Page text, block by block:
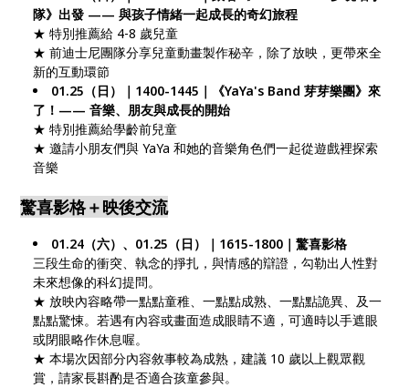
隊》出發 —— 與孩子情緒一起成長的奇幻旅程
★ 特別推薦給 4-8 歲兒童
★ 前迪士尼團隊分享兒童動畫製作秘辛，除了放映，更帶來全
新的互動環節
01.25（日）｜1400-1445｜《YaYa's Band 芽芽樂團》來
了！—— 音樂、朋友與成長的開始
★ 特別推薦給學齡前兒童
★ 邀請小朋友們與 YaYa 和她的音樂角色們一起從遊戲裡探索
音樂
驚喜影格＋映後交流
01.24（六）、01.25（日）｜1615-1800｜驚喜影格
三段生命的衝突、執念的掙扎，與情感的辯證，勾勒出人性對
未來想像的科幻提問。
★ 放映內容略帶一點點童稚、一點點成熟、一點點詭異、及一
點點驚悚。若遇有內容或畫面造成眼睛不適，可適時以手遮眼
或閉眼略作休息喔。
★ 本場次因部分內容敘事較為成熟，建議 10 歲以上觀眾觀
賞，請家長斟酌是否適合孩童參與。